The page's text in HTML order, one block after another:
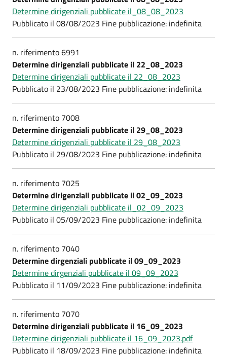
Determine dirigenziali pubblicate il_08_08_2023
Pubblicato il 08/08/2023 Fine pubblicazione: indefinita
n. riferimento 6991
Determine dirigenziali pubblicate il 22_08_2023
Determine dirigenziali pubblicate il 22_08_2023
Pubblicato il 23/08/2023 Fine pubblicazione: indefinita
n. riferimento 7008
Determine dirigenziali pubblicate il 29_08_2023
Determine dirigenziali pubblicate il 29_08_2023
Pubblicato il 29/08/2023 Fine pubblicazione: indefinita
n. riferimento 7025
Determine dirigenziali pubblicate il 02_09_2023
Determine dirigenziali pubblicate il_02_09_2023
Pubblicato il 05/09/2023 Fine pubblicazione: indefinita
n. riferimento 7040
Determine dirgenziali pubblicate il 09_09_2023
Determine dirgenziali pubblicate il 09_09_2023
Pubblicato il 11/09/2023 Fine pubblicazione: indefinita
n. riferimento 7070
Determine dirigenziali pubblicate il 16_09_2023
Determine dirigenziali pubblicate il 16_09_2023.pdf
Pubblicato il 18/09/2023 Fine pubblicazione: indefinita